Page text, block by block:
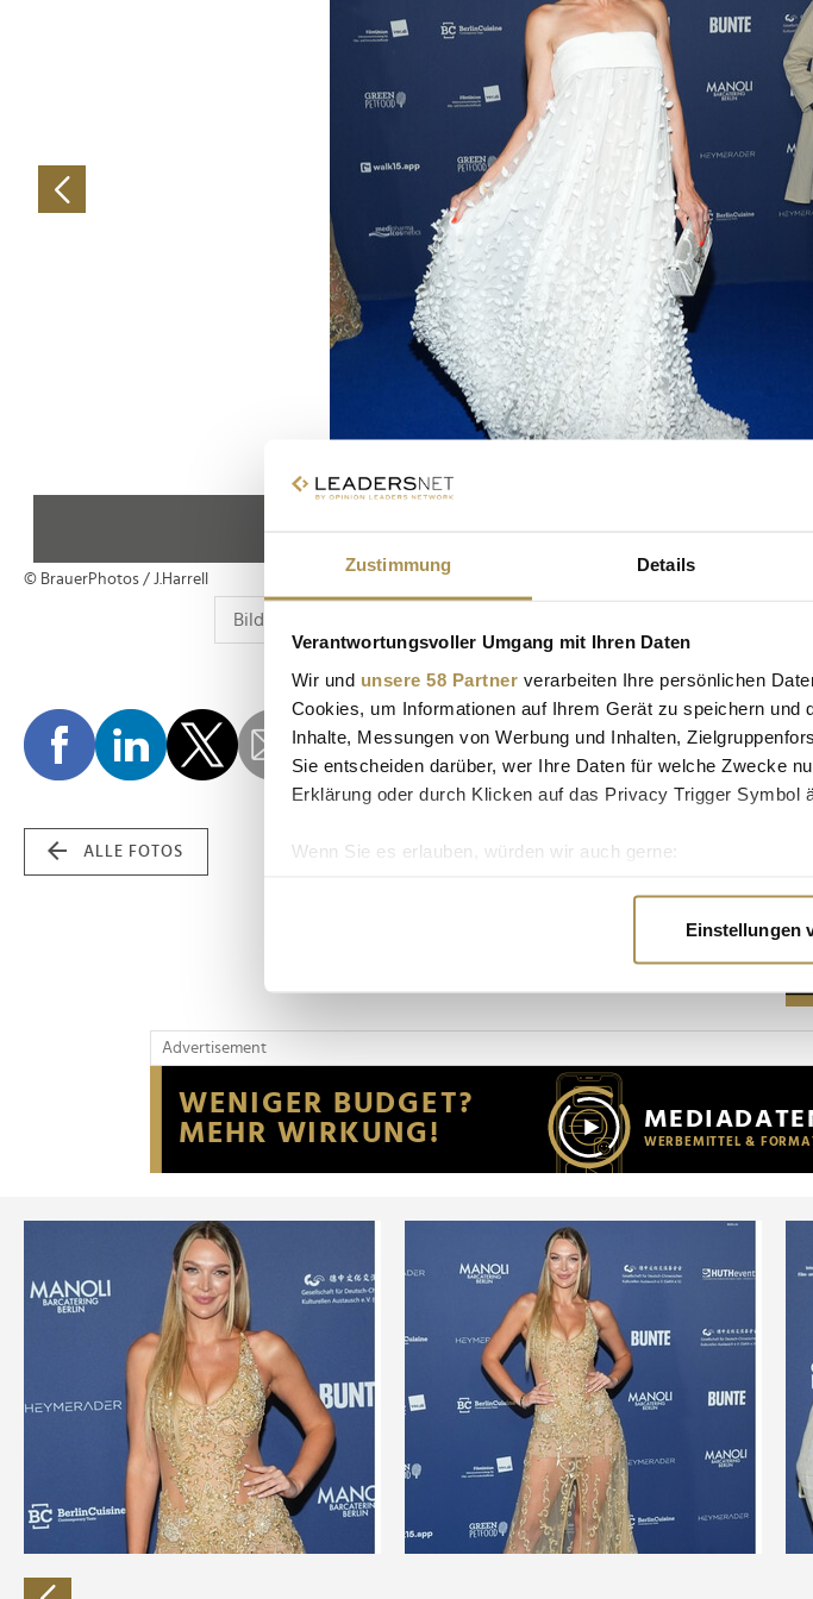
Zustimmung Details
Verantwortungsvoller Umgang mit Ihren Daten
Wir und unsere 58 Partner verarbeiten Ihre persönlichen
Cookies, um Informationen auf Ihrem Gerät zu speichern
Inhalte, Messungen von Werbung und Inhalten,
Sie entscheiden darüber, wer Ihre Daten für welche Zwecke
Erklärung oder durch Klicken auf das Privacy Trigger Symbol
Wenn Sie es erlauben, würden wir auch gerne:
Erfahren Sie mehr darüber, wie Ihre persönlichen Daten
Wir verwenden Cookies, um Inhalte und Anzeigen zu
Website an unsere Partner für soziale Medien, Werbung und
möglicherweise mit weiteren Daten zusammen, die Sie ihnen
der Dienste gesammelt haben.
Einstellungen
© BrauerPhotos / J.Harrell
ALLE FOTOS
Advertisement